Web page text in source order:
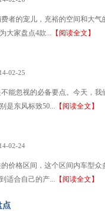
者的宠儿，充裕的空间和大气
大家盘点4款... 【阅读全文】
02-25
能忽视的必备要点。今天，我
是东风标致50... 【阅读全文】
02-24
价格区间，这个区间内车型众
适合自己的产... 【阅读全文】
点